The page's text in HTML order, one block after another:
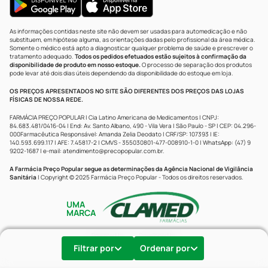
Filtrar por Ordenar por
As informações contidas neste site não devem ser usadas para automedicação e não
substituem, em hipótese alguma, as orientações dadas pelo profissional da área médica.
Somente o médico está apto a diagnosticar qualquer problema de saúde e prescrever o
tratamento adequado. Todos os pedidos efetuados estão sujeitos à confirmação da
disponibilidade de produto em nosso estoque.O processo de separação dos produtos
pode levar até dois dias úteis dependendo da disponibilidade do estoque em loja.
OS PREÇOS APRESENTADOS NO SITE SÃO DIFERENTES DOS PREÇOS DAS LOJAS
FÍSICAS DE NOSSA REDE.
FARMÁCIA PREÇO POPULAR | Cia Latino Americana de Medicamentos | CNPJ:
84.683.481/0416-04 | End: Av. Santo Albano, 490 - Vila Vera | São Paulo - SP | CEP: 04.296-
000Farmacêutica Responsável: Amanda Zelia Deodato | CRF/SP: 107393 | IE:
140.593.699.117 | AFE: 7.45817-2 | CMVS - 355030801-477-008910-1-0 | WhatsApp: (47) 9
9202-1687 | e-mail: atendimento@precopopular.com.br.
A Farmácia Preço Popular segue as determinações da Agência Nacional de Vigilância
Sanitária | Copyright © 2025 Farmácia Preço Popular - Todos os direitos reservados.
UMA
MARCA
Powered by Developed by